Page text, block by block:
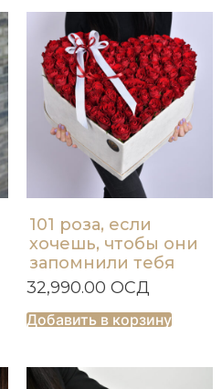
101 роза, если
хочешь, чтобы они
запомнили тебя
32,990.00 ОСД
Добавить в корзину